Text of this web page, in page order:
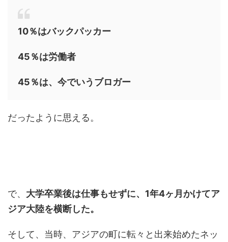
10％はバックパッカー
45％は労働者
45％は、今でいうブロガー
だったように思える。
で、 大学卒業後は仕事もせずに、1年4ヶ月かけてア
ジア大陸を横断した。
そして、当時、アジアの町に転々と出来始めたネッ